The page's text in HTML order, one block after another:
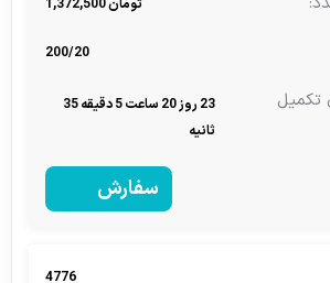
200/20
23 روز 20 ساعت 5 دقیقه 35
ثانیه
سفارش
4776